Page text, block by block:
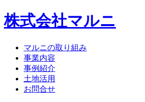
株式会社マルニ
マルニの取り組み
事業内容
事例紹介
土地活用
お問合せ